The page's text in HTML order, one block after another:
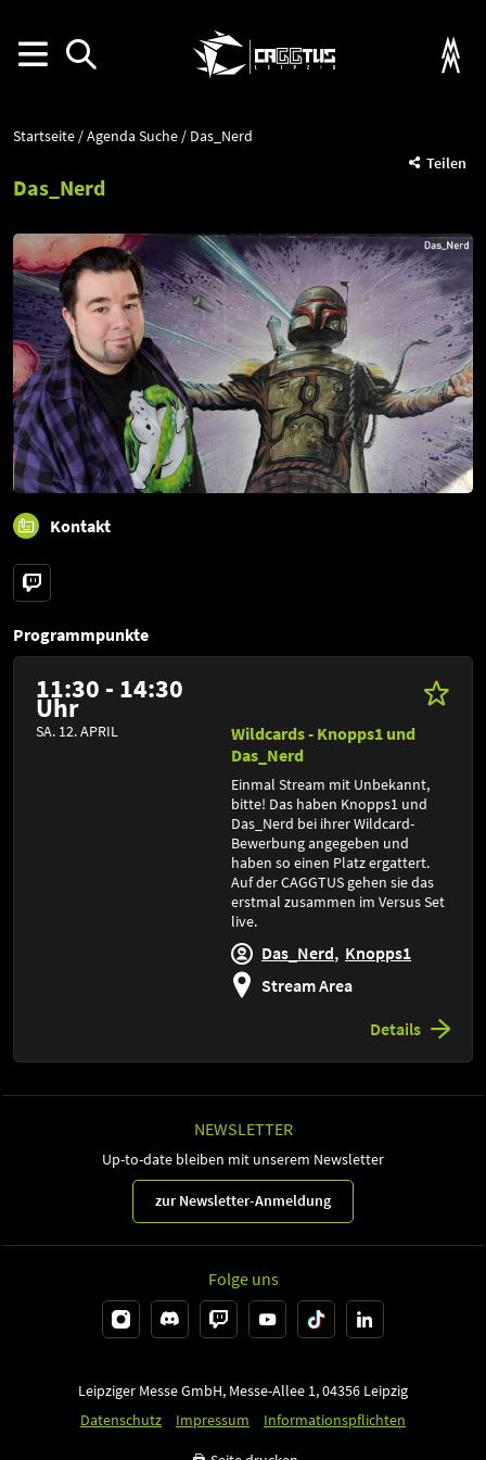
Startseite Agenda Suche
Das_Nerd
Teilen
Das_Nerd
Kontakt
Programmpunkte
11:30 - 14:30
Uhr
SA. 12. APRIL
Wildcards - Knopps1 und
Das_Nerd
Einmal Stream mit Unbekannt,
bitte! Das haben Knopps1 und
Das_Nerd bei ihrer Wildcard-
Bewerbung angegeben und
haben so einen Platz ergattert.
Auf der CAGGTUS gehen sie das
erstmal zusammen im Versus Set
live.
Das_Nerd Knopps1
Stream Area
Details
NEWSLETTER
Up-to-date bleiben mit unserem Newsletter
zur Newsletter-Anmeldung
Folge uns
Leipziger Messe GmbH, Messe-Allee 1, 04356 Leipzig
Datenschutz
Impressum Informationspflichten